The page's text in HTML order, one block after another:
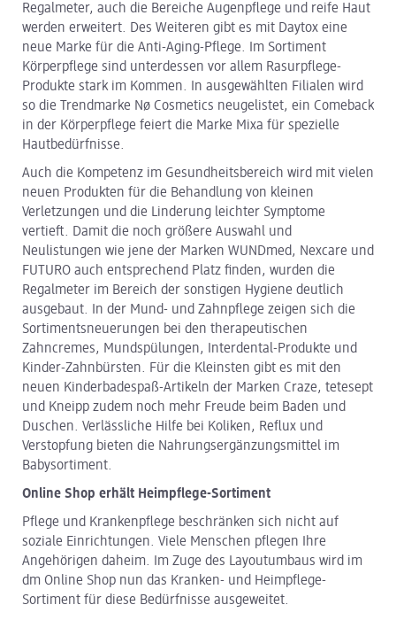
Regalmeter, auch die Bereiche Augenpflege und reife Haut
werden erweitert. Des Weiteren gibt es mit Daytox eine
neue Marke für die Anti-Aging-Pflege. Im Sortiment
Körperpflege sind unterdessen vor allem Rasurpflege-
Produkte stark im Kommen. In ausgewählten Filialen wird
so die Trendmarke Nø Cosmetics neugelistet, ein Comeback
in der Körperpflege feiert die Marke Mixa für spezielle
Hautbedürfnisse.
Auch die Kompetenz im Gesundheitsbereich wird mit vielen
neuen Produkten für die Behandlung von kleinen
Verletzungen und die Linderung leichter Symptome
vertieft. Damit die noch größere Auswahl und
Neulistungen wie jene der Marken WUNDmed, Nexcare und
FUTURO auch entsprechend Platz finden, wurden die
Regalmeter im Bereich der sonstigen Hygiene deutlich
ausgebaut. In der Mund- und Zahnpflege zeigen sich die
Sortimentsneuerungen bei den therapeutischen
Zahncremes, Mundspülungen, Interdental-Produkte und
Kinder-Zahnbürsten. Für die Kleinsten gibt es mit den
neuen Kinderbadespaß-Artikeln der Marken Craze, tetesept
und Kneipp zudem noch mehr Freude beim Baden und
Duschen. Verlässliche Hilfe bei Koliken, Reflux und
Verstopfung bieten die Nahrungsergänzungsmittel im
Babysortiment.
Online Shop erhält Heimpflege-Sortiment
Pflege und Krankenpflege beschränken sich nicht auf
soziale Einrichtungen. Viele Menschen pflegen Ihre
Angehörigen daheim. Im Zuge des Layoutumbaus wird im
dm Online Shop nun das Kranken- und Heimpflege-
Sortiment für diese Bedürfnisse ausgeweitet.